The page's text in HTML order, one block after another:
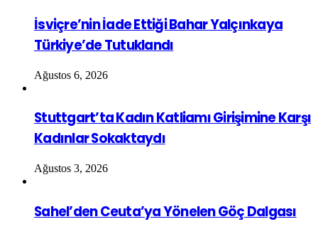
İsviçre’nin İade Ettiği Bahar Yalçınkaya
Türkiye’de Tutuklandı
Ağustos 6, 2026
Stuttgart’ta Kadın Katliamı Girişimine Karşı
Kadınlar Sokaktaydı
Ağustos 3, 2026
Sahel’den Ceuta’ya Yönelen Göç Dalgası